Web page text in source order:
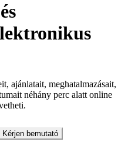
ajánlatait, meghatalmazásait,
néhány perc alatt online
Kérjen bemutató